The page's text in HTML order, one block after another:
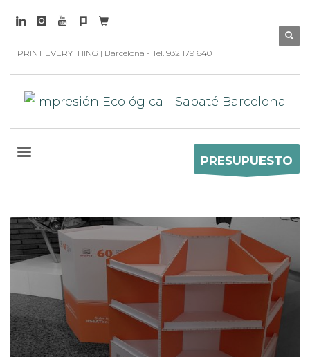
PRINT EVERYTHING | Barcelona - Tel. 932 179 640
PRESUPUESTO